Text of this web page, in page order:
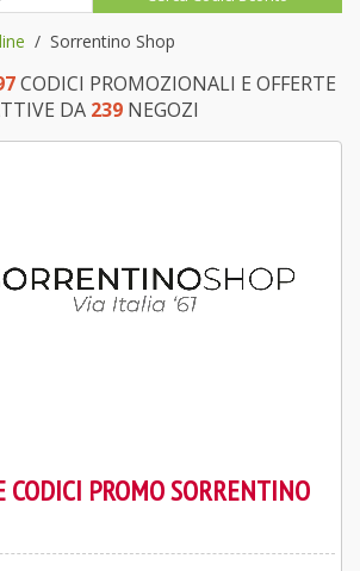
Sorrentino Shop
CODICI PROMOZIONALI E OFFERTE
DA 239NEGOZI
CODICI PROMO SORRENTINO